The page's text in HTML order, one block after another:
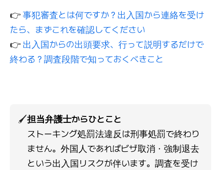
👉事犯審査とは何ですか？出入国から連絡を受け
たら、まずこれを確認してください
👉 出入国からの出頭要求、行って説明するだけで
終わる？調査段階で知っておくべきこと
🖌️担当弁護士からひとこと
ストーキング処罰法違反は刑事処罰で終わり
ません。外国人であればビザ取消・強制退去
という出入国リスクが伴います。調査を受け